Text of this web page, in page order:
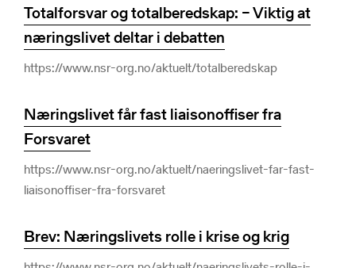
Totalforsvar og totalberedskap: – Viktig at
næringslivet deltar i debatten
https://www.nsr-org.no/aktuelt/totalberedskap
Næringslivet får fast liaisonoffiser fra
Forsvaret
https://www.nsr-org.no/aktuelt/naeringslivet-far-fast-
liaisonoffiser-fra-forsvaret
Brev: Næringslivets rolle i krise og krig